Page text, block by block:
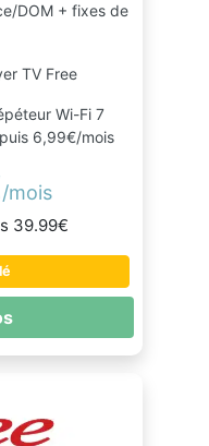
DOM + fixes de
TV Free
Wi-Fi 7
6,99€/mois
/mois
39.99€